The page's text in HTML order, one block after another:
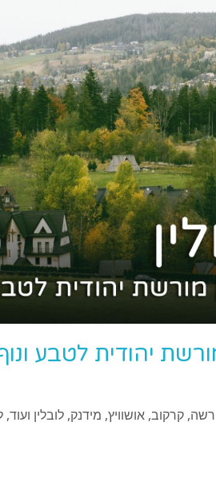
יהודית לטבע
קרקוב, אושוויץ, מידנק, לובלין